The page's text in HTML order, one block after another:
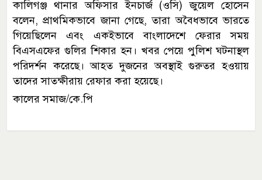
কালিগঞ্জ থানার অফিসার ইনচার্জ (ওসি) জুয়েল হোসেন
বলেন, প্রাথমিকভাবে জানা গেছে, তারা অবৈধভাবে ভারতে
গিয়েছিলেন এবং একইভাবে বাংলাদেশে ফেরার সময়
বিএসএফের গুলির শিকার হন। খবর পেয়ে পুলিশ ঘটনাস্থল
পরিদর্শন করেছে। আহত দুজনের অবস্থাই গুরুতর হওয়ায়
তাদের সাতক্ষীরায় রেফার করা হয়েছে।
কালের সমাজ/কে.পি